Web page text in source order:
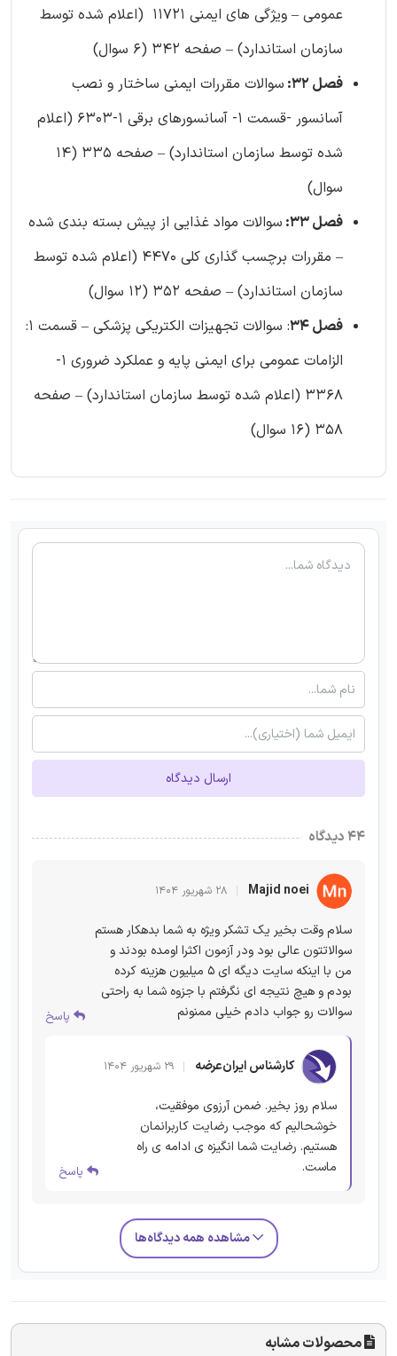
عمومی – ویژگی های ایمنی 11721 (اعلام شده توسط
سازمان استاندارد) – صفحه 342 (6 سوال)
فصل 32:
سوالات مقررات ایمنی ساختار و نصب
آسانسور -قسمت 1- آسانسورهای برقی 1-6303 (اعلام
شده توسط سازمان استاندارد) – صفحه 335 (14
سوال)
فصل 33:
سوالات مواد غذایی از پیش بسته بندی شده
– مقررات برچسب گذاری کلی 4470 (اعلام شده توسط
سازمان استاندارد) – صفحه 352 (12 سوال)
فصل 34
: سوالات تجهیزات الکتریکی پزشکی – قسمت 1:
الزامات عمومی برای ایمنی پایه و عملکرد ضروری 1-
3368 (اعلام شده توسط سازمان استاندارد) – صفحه
358 (16 سوال)
ارسال دیدگاه
۴۴ دیدگاه
Majid noei ۲۸ شهریور ۱۴۰۴
سلام وقت بخیر یک تشکر ویژه به شما بدهکار هستم
سوالاتتون عالی بود ودر آزمون اکثرا اومده بودند و
من با اینکه سایت دیگه ای ۵ میلیون هزینه کرده
بودم و هیچ نتیجه ای نگرفتم با جزوه شما به راحتی
سوالات رو جواب دادم خیلی ممنونم
پاسخ
کارشناس ایران‌عرضه ۲۹ شهریور ۱۴۰۴
سلام روز بخیر. ضمن آرزوی موفقیت،
خوشحالیم که موجب رضایت کاربرانمان
هستیم. رضایت شما انگیزه ی ادامه ی راه
ماست.
پاسخ
مشاهده همه دیدگاه‌ها
محصولات مشابه